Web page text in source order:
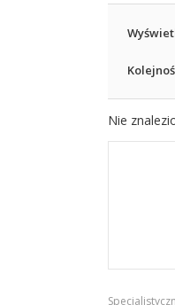
Nie